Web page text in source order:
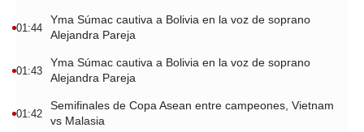
01:44
Yma Súmac cautiva a Bolivia en la voz de soprano
Alejandra Pareja
01:43
Yma Súmac cautiva a Bolivia en la voz de soprano
Alejandra Pareja
01:42
Semifinales de Copa Asean entre campeones, Vietnam
vs Malasia